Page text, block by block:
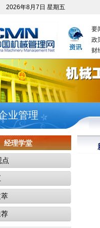
2026年8月7日 星期五
要
政
财
业管理
经理学堂
点